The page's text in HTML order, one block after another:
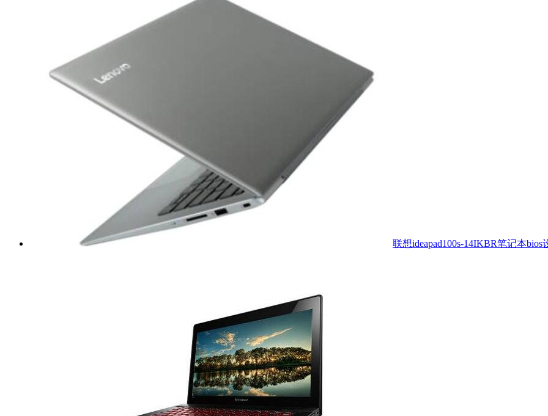
联想ideapad100s-14IKBR笔记本